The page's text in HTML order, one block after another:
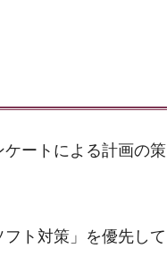
ートによる計画の策
ト対策」を優先して